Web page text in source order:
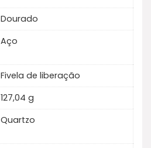
Dourado
Aço
Fivela de liberação
127,04 g
Quartzo